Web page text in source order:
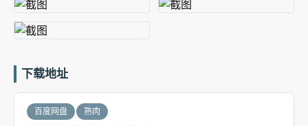
下载地址
百度网盘 熟肉